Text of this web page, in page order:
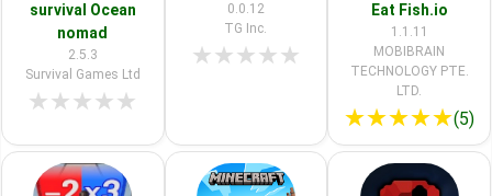
survival Ocean
nomad
2.5.3
Survival Games Ltd
★★★★★
0.0.12
TG Inc.
★★★★★
Eat Fish.io
1.1.11
MOBIBRAIN
TECHNOLOGY PTE.
LTD.
★★★★★(5)